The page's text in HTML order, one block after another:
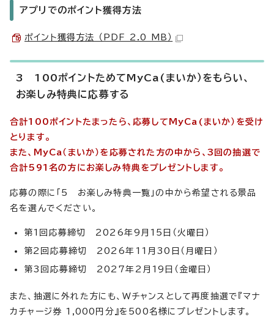
アプリでのポイント獲得方法
ポイント獲得方法 （PDF 2.0 MB）
3 100ポイントためてMyCa(まいか）をもらい、
お楽しみ特典に応募する
合計100ポイントたまったら、応募してMyCa(まいか）を受け
とります。
また、MyCa（まいか）を応募された方の中から、3回の抽選で
合計591名の方にお楽しみ特典をプレゼントします。
応募の際に「5 お楽しみ特典一覧」の中から希望される景品
名を選んでください。
第1回応募締切 2026年9月15日（火曜日）
第2回応募締切 2026年11月30日（月曜日）
第3回応募締切 2027年2月19日（金曜日）
また、抽選に外れた方にも、Wチャンスとして再度抽選で『マナ
カチャージ券 1,000円分』を500名様にプレゼントします。